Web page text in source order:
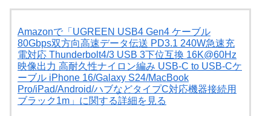
Amazonで「UGREEN USB4 Gen4 ケーブル
80Gbps双方向高速データ伝送 PD3.1 240W急速充
電対応 Thunderbolt4/3 USB 3下位互換 16K@60Hz
映像出力 高耐久性ナイロン編み USB-C to USB-Cケ
ーブル iPhone 16/Galaxy S24/MacBook
Pro/iPad/Android/ハブなどタイプC対応機器接続用
ブラック1m」に関する詳細を見る